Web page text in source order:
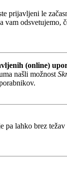
prijavljeni le
(online)
našli možnost
pa lahko brez